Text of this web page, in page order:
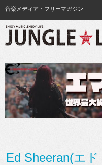
音楽メディア・フリーマガジン
Ed Sheeran(エ